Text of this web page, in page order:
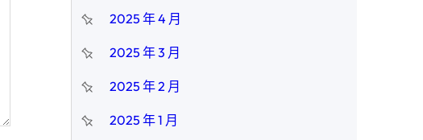
2025 年 4 月
2025 年 3 月
2025 年 2 月
2025 年 1 月